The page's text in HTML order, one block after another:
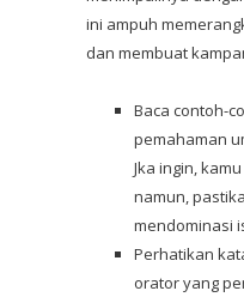
ini ampuh
dan membuat
Baca contoh-
pemahaman
Jka ingin,
namun,
mendominasi
Perhatikan
orator yang